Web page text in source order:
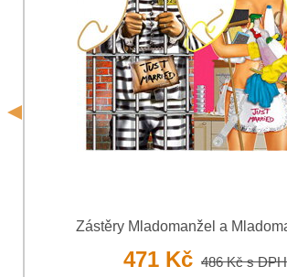
odeslání formuláře. Seznámil jsem se s
osobních údajůspolečnosti Bomba s.r.o.*
(Povinné)
Zástěry Mladomanžel a
471 Kč 486 Kčs DPH